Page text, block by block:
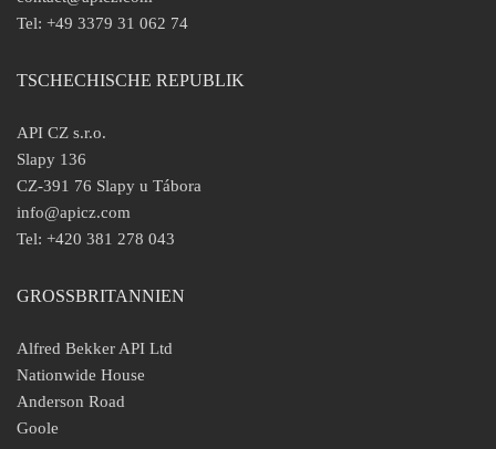
Tel: +49 3379 31 062 74
TSCHECHISCHE REPUBLIK
API CZ s.r.o.
Slapy 136
CZ-391 76 Slapy u Tábora
info@apicz.com
Tel: +420 381 278 043
GROSSBRITANNIEN
Alfred Bekker API Ltd
Nationwide House
Anderson Road
Goole